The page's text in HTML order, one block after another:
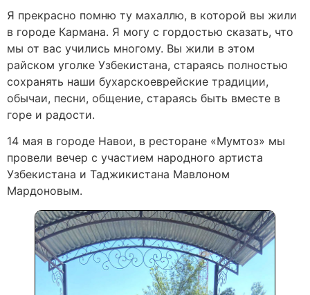
Я прекрасно помню ту махаллю, в которой вы жили
в городе Кармана. Я могу с гордостью сказать, что
мы от вас учились многому. Вы жили в этом
райском уголке Узбекистана, стараясь полностью
сохранять наши бухарскоеврейские традиции,
обычаи, песни, общение, стараясь быть вместе в
горе и радости.
14 мая в городе Навои, в ресторане «Мумтоз» мы
провели вечер с участием народного артиста
Узбекистана и Таджикистана Мавлоном
Мардоновым.